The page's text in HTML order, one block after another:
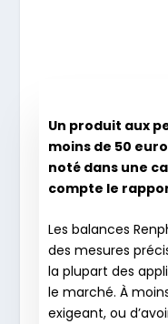
Un produit aux
moins de 50
noté dans une
compte le
Les balances
des mesures
la plupart des
le marché. À
exigeant, ou